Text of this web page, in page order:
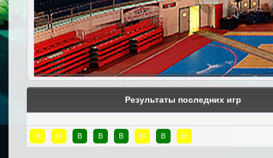
Результаты последних игр
Н Н В В В Н В Н